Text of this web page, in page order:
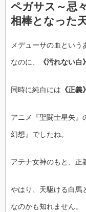
ペガサス～忌
相棒となった
メデューサの血という
なのに、 《汚れない白》
同時に純白には 《正義》
アニメ『聖闘士星矢』
幻想』でしたね。
アテナ女神のもと、正
やはり、天駆ける白馬
なのかも知れません。